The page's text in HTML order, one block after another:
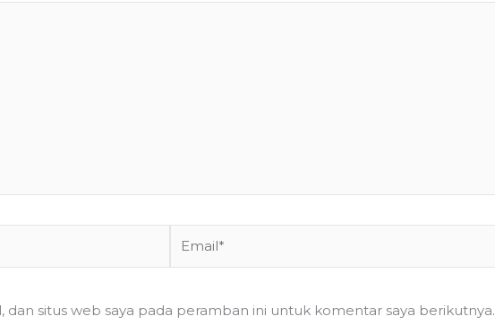
dan situs web saya pada peramban ini untuk komentar saya berikutnya.